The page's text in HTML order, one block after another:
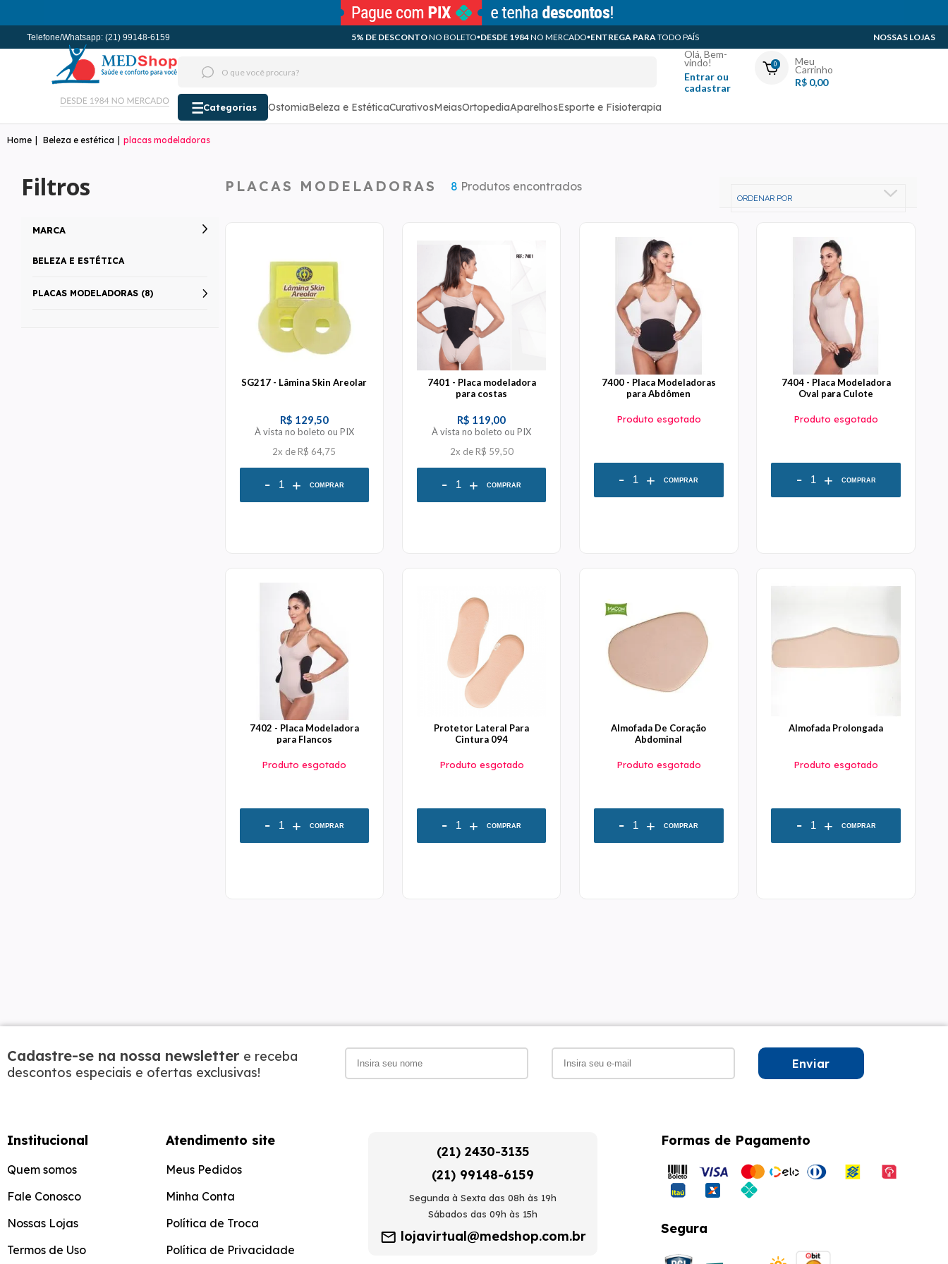
Telefone/Whatsapp: (21) 99148-6159 5% DE DESCONTONO BOLETO DESDE 1984NO MERCADO ENTREGA PARATODO PAÍS NOSSAS LOJAS
Minha Conta
Meus Pedidos
Olá, Bem-
vindo!
Entrar ou
cadastrar
0 Meu
Carrinho
R$ 0,00
Categorias OstomiaBeleza e EstéticaCurativosMeiasOrtopediaAparelhosEsporte e Fisioterapia
Beleza e estética placas modeladoras
Filtros
MARCA
BELEZA E ESTÉTICA
PLACAS MODELADORAS (8)
PLACAS MODELADORAS 8 Produtos encontrados
SG217 - Lâmina Skin Areolar
R$ 129,50
À vista no boleto ou PIX
2x de R$ 64,75
- + COMPRAR
7401 - Placa modeladora
para costas
R$ 119,00
À vista no boleto ou PIX
2x de R$ 59,50
- + COMPRAR
7400 - Placa Modeladoras
para Abdômen
Produto esgotado
- + COMPRAR
7404 - Placa Modeladora
Oval para Culote
Produto esgotado
- + COMPRAR
7402 - Placa Modeladora
para Flancos
Produto esgotado
- + COMPRAR
Protetor Lateral Para
Cintura 094
Produto esgotado
- + COMPRAR
Almofada De Coração
Abdominal
Produto esgotado
- + COMPRAR
Almofada Prolongada
Produto esgotado
- + COMPRAR
Cadastre-se na nossa newsletter e receba
descontos especiais e ofertas exclusivas!
Enviar
Institucional
Quem somos
Fale Conosco
Nossas Lojas
Termos de Uso
Atendimento site
Meus Pedidos
Minha Conta
Política de Troca
Política de Privacidade
(21) 2430-3135
(21) 99148-6159
Segunda à Sexta das 08h às 19h
Sábados das 09h às 15h
lojavirtual@medshop.com.br
Formas de Pagamento
Segura